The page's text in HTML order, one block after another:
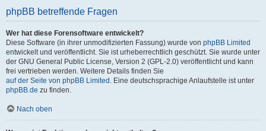
phpBB betreffende Fragen
Wer hat diese Forensoftware entwickelt?
Diese Software (in ihrer unmodifizierten Fassung) wurde von phpBB Limited
entwickelt und veröffentlicht. Sie ist urheberrechtlich geschützt. Sie wurde unter
der GNU General Public License, Version 2 (GPL-2.0) veröffentlicht und kann
frei vertrieben werden. Weitere Details finden Sie
auf der Seite von phpBB Limited . Eine deutschsprachige Anlaufstelle ist unter
phpBB.de zu finden.
Nach oben